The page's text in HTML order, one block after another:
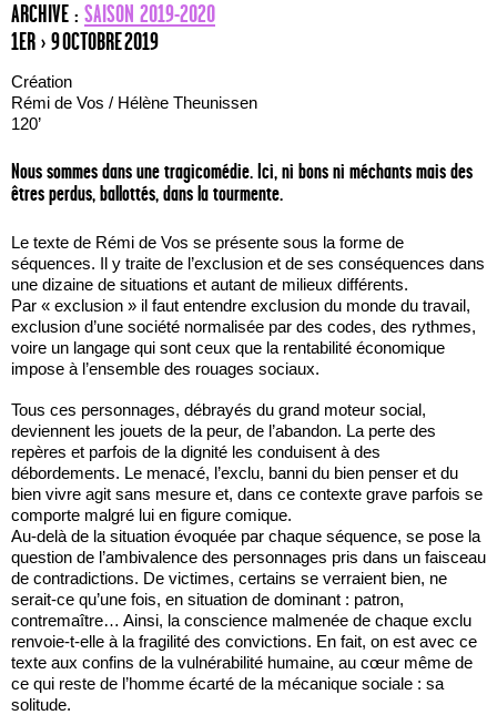
ARCHIVE : SAISON 2019-2020
1ER › 9 OCTOBRE 2019
Création
Rémi de Vos / Hélène Theunissen
120’
Nous sommes dans une tragicomédie. Ici, ni bons ni méchants mais des
êtres perdus, ballottés, dans la tourmente.
Le texte de Rémi de Vos se présente sous la forme de
séquences. Il y traite de l’exclusion et de ses conséquences dans
une dizaine de situations et autant de milieux différents.
Par « exclusion » il faut entendre exclusion du monde du travail,
exclusion d’une société normalisée par des codes, des rythmes,
voire un langage qui sont ceux que la rentabilité économique
impose à l’ensemble des rouages sociaux.
Tous ces personnages, débrayés du grand moteur social,
deviennent les jouets de la peur, de l’abandon. La perte des
repères et parfois de la dignité les conduisent à des
débordements. Le menacé, l’exclu, banni du bien penser et du
bien vivre agit sans mesure et, dans ce contexte grave parfois se
comporte malgré lui en figure comique.
Au-delà de la situation évoquée par chaque séquence, se pose la
question de l’ambivalence des personnages pris dans un faisceau
de contradictions. De victimes, certains se verraient bien, ne
serait-ce qu’une fois, en situation de dominant : patron,
contremaître… Ainsi, la conscience malmenée de chaque exclu
renvoie-t-elle à la fragilité des convictions. En fait, on est avec ce
texte aux confins de la vulnérabilité humaine, au cœur même de
ce qui reste de l’homme écarté de la mécanique sociale : sa
solitude.